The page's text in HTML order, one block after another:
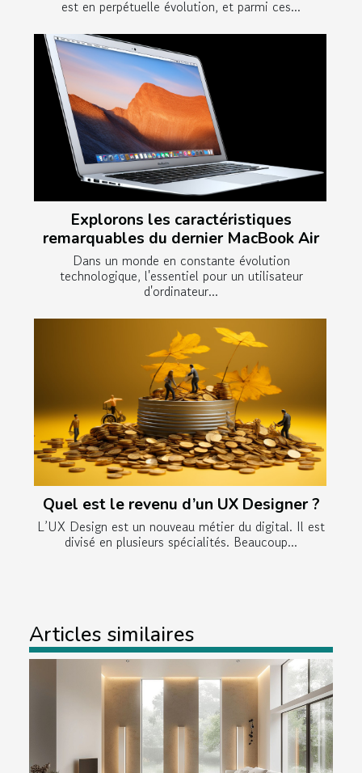
est en perpétuelle évolution, et parmi ces...
Explorons les caractéristiques
remarquables du dernier MacBook Air
Dans un monde en constante évolution
technologique, l'essentiel pour un utilisateur
d'ordinateur...
Quel est le revenu d’un UX Designer ?
L’UX Design est un nouveau métier du digital. Il est
divisé en plusieurs spécialités. Beaucoup...
Articles similaires